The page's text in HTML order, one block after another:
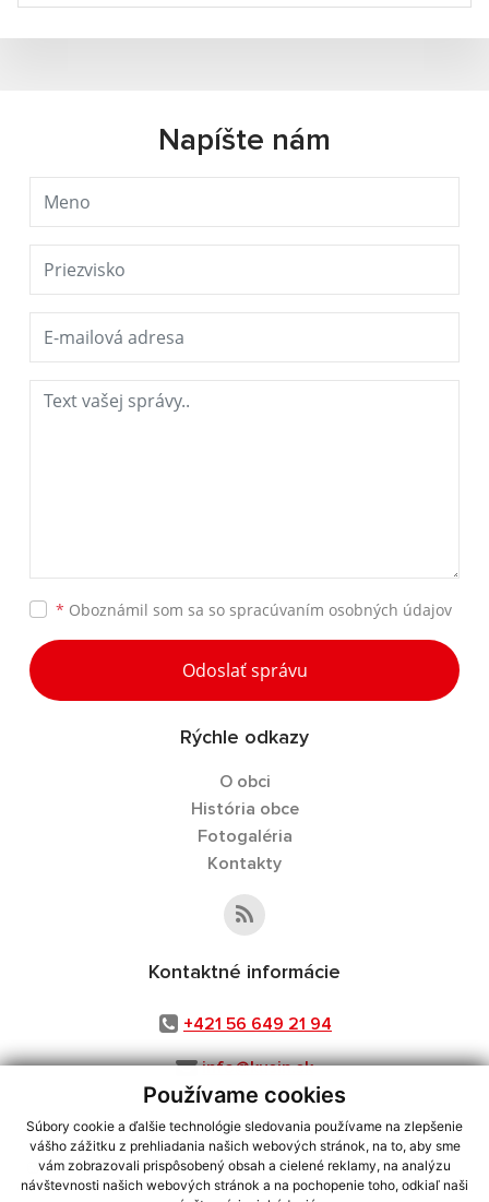
Používame cookies
Súbory cookie a ďalšie technológie sledovania používame na zlepšenie
vášho zážitku z prehliadania našich webových stránok, na to, aby sme
vám zobrazovali prispôsobený obsah a cielené reklamy, na analýzu
návštevnosti našich webových stránok a na pochopenie toho, odkiaľ naši
Napíšte nám
* Oboznámil som sa so spracúvaním osobných údajov
Odoslať správu
Rýchle odkazy
O obci
História obce
Fotogaléria
Kontakty
Kontaktné informácie
+421 56 649 21 94
info@kusin.sk
využite možnosť získavania aktuálnych informácií s využitím RSS
CMS systém (redakčný) systém ECHELON 2,Mapa stránok,web portál